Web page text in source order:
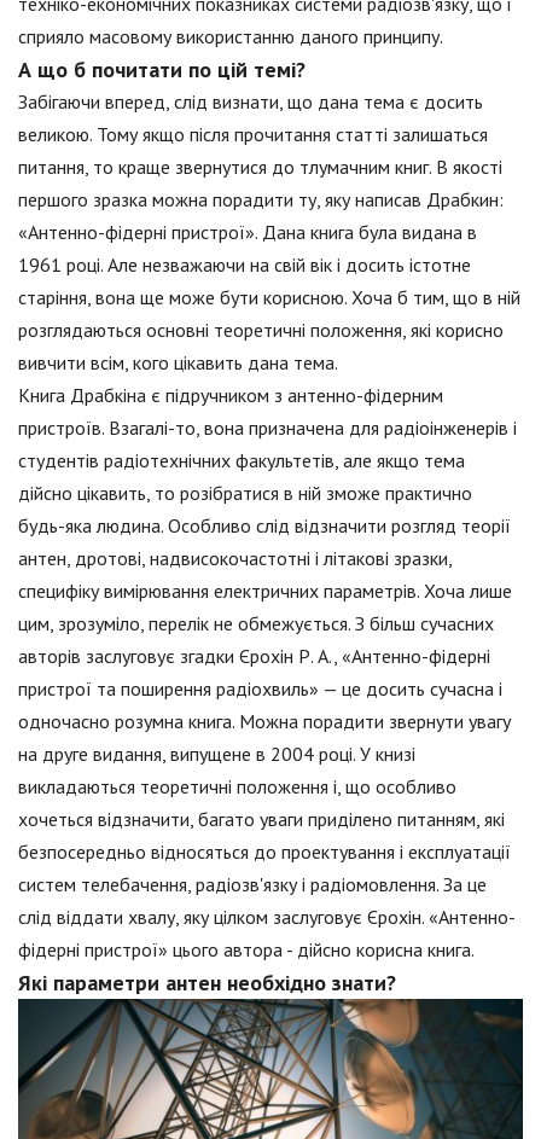
сприяло масовому використанню даного принципу.
А що б почитати по цій темі?
Забігаючи вперед, слід визнати, що дана тема є досить
великою. Тому якщо після прочитання статті залишаться
питання, то краще звернутися до тлумачним книг. В якості
першого зразка можна порадити ту, яку написав Драбкин:
«Антенно-фідерні пристрої». Дана книга була видана в
1961 році. Але незважаючи на свій вік і досить істотне
старіння, вона ще може бути корисною. Хоча б тим, що в ній
розглядаються основні теоретичні положення, які корисно
вивчити всім, кого цікавить дана тема.
Книга Драбкіна є підручником з антенно-фідерним
пристроїв. Взагалі-то, вона призначена для радіоінженерів і
студентів радіотехнічних факультетів, але якщо тема
дійсно цікавить, то розібратися в ній зможе практично
будь-яка людина. Особливо слід відзначити розгляд теорії
антен, дротові, надвисокочастотні і літакові зразки,
специфіку вимірювання електричних параметрів. Хоча лише
цим, зрозуміло, перелік не обмежується. З більш сучасних
авторів заслуговує згадки Єрохін Р. А., «Антенно-фідерні
пристрої та поширення радіохвиль» — це досить сучасна і
одночасно розумна книга. Можна порадити звернути увагу
на друге видання, випущене в 2004 році. У книзі
викладаються теоретичні положення і, що особливо
хочеться відзначити, багато уваги приділено питанням, які
безпосередньо відносяться до проектування і експлуатації
систем телебачення, радіозв'язку і радіомовлення. За це
слід віддати хвалу, яку цілком заслуговує Єрохін. «Антенно-
фідерні пристрої» цього автора - дійсно корисна книга.
Які параметри антен необхідно знати?